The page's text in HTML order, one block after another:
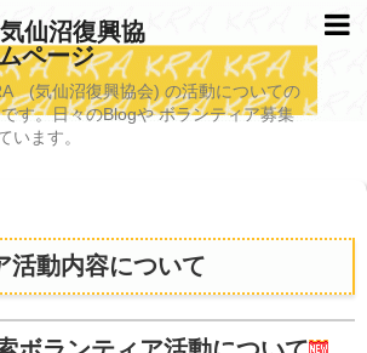
仙沼復興協
ページ
(気仙沼復興協会) の活動についての
す。日々のBlogや ボランティア募集
います。
活動内容について